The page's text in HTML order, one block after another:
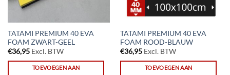
TATAMI PREMIUM 40 EVA
FOAM ZWART-GEEL
€36,95Excl. BTW
TOEVOEGEN AAN
TATAMI PREMIUM 40 EVA
FOAM ROOD-BLAUW
€36,95Excl. BTW
TOEVOEGEN AAN